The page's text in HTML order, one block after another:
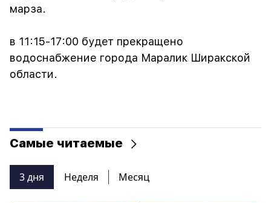
марза.
в 11:15-17:00 будет прекращено
водоснабжение города Маралик Ширакской
области.
Самые читаемые
3 дня Неделя Месяц